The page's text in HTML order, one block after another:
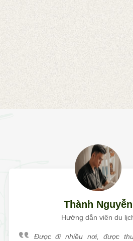
Thành Nguyễn
Hướng dẫn viên du
Được đi nhiều nơi, được